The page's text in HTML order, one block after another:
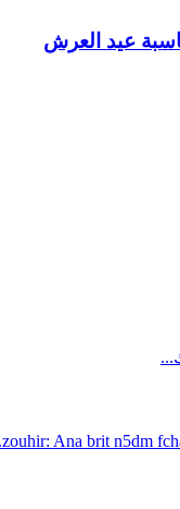
عيد العرش
zouhir: Ana brit n5dm